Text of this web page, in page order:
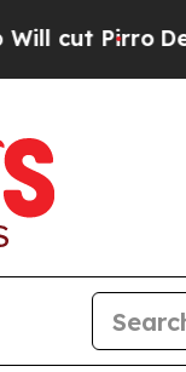
Democratic